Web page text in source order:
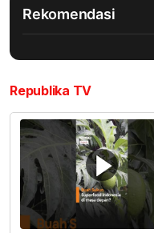
Rekomendasi
Republika TV